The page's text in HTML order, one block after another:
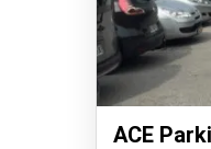
ACE